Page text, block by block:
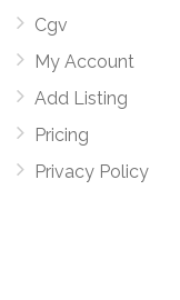
Cgv
My Account
Add Listing
Pricing
Privacy Policy